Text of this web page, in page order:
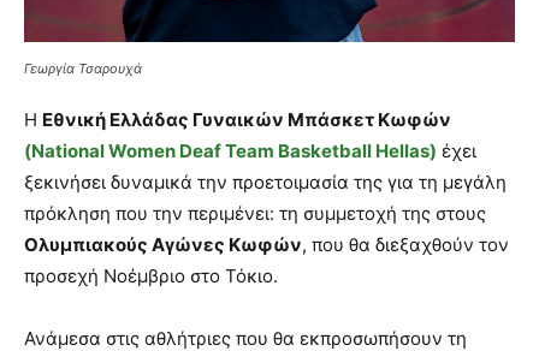
Γεωργία Τσαρουχά
Η Εθνική Ελλάδας Γυναικών Μπάσκετ Κωφών
(National Women Deaf Team Basketball Hellas) έχει
ξεκινήσει δυναμικά την προετοιμασία της για τη μεγάλη
πρόκληση που την περιμένει: τη συμμετοχή της στους
Ολυμπιακούς Αγώνες Κωφών, που θα διεξαχθούν τον
προσεχή Νοέμβριο στο Τόκιο.
Ανάμεσα στις αθλήτριες που θα εκπροσωπήσουν τη